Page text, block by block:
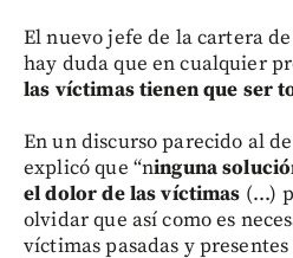
El nuevo jefe de la cartera
hay duda que en cualquier
las víctimas tienen que ser
En un discurso parecido al
explicó que “ninguna
el dolor de las víctimas (...)
olvidar que así como es
víctimas pasadas y